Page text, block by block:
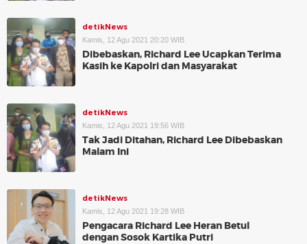
detikNews
Kamis, 12 Agu 2021 20:20 WIB
Dibebaskan, Richard Lee Ucapkan Terima
Kasih ke Kapolri dan Masyarakat
detikNews
Kamis, 12 Agu 2021 19:56 WIB
Tak Jadi Ditahan, Richard Lee Dibebaskan
Malam Ini
detikNews
Kamis, 12 Agu 2021 19:28 WIB
Pengacara Richard Lee Heran Betul
dengan Sosok Kartika Putri